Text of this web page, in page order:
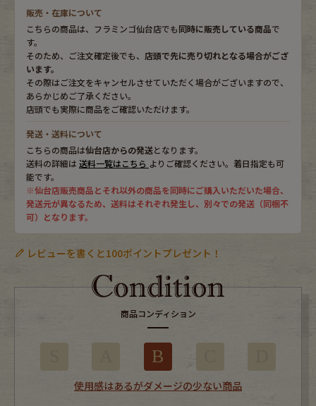
Bag
Accessory Shoes
Belt antique goods
FAFATT
販売・在庫について
こちらの商品は、フラミンゴ仙台店でも同時に販売している商品で
す。
そのため、ご注文確定後でも、 店頭で先に売り切れとなる場合がござ
います。
その際はご注文をキャンセルさせていただく場合がございますので、
あらかじめご了承ください。
店頭でも実際に商品をご確認いただけます。
発送・送料について
こちらの商品は仙台店からの発送となります。
送料の詳細は 送料一覧はこちら よりご確認ください。着日指定も可
能です。
※仙台店販売商品とそれ以外の商品を同時にご購入いただいた場合、
発送元が異なるため、送料はそれぞれ発生し、別々での発送（同梱不
可）となります。
レビューを書くと100ポイントプレゼント！
商品コンディション
B
使用感はあるがダメージの少ない商品